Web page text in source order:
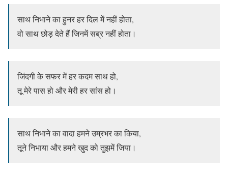
साथ निभाने का हुनर हर दिल में नहीं होता,
वो साथ छोड़ देते हैं जिनमें सब्र नहीं होता।
जिंदगी के सफर में हर कदम साथ हो,
तू मेरे पास हो और मेरी हर सांस हो।
साथ निभाने का वादा हमने उम्रभर का किया,
तूने निभाया और हमने खुद को तुझमें जिया।